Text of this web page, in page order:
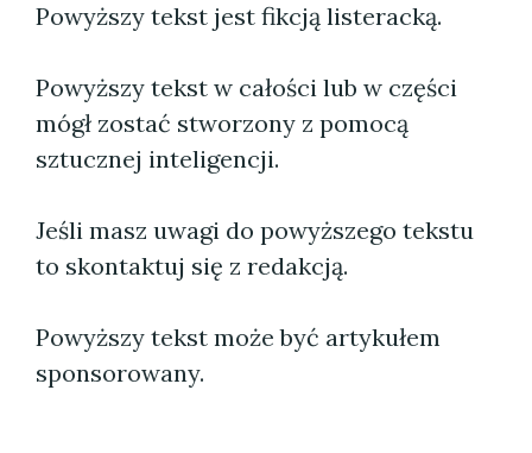
Powyższy tekst jest fikcją listeracką.
Powyższy tekst w całości lub w części
mógł zostać stworzony z pomocą
sztucznej inteligencji.
Jeśli masz uwagi do powyższego tekstu
to skontaktuj się z redakcją.
Powyższy tekst może być artykułem
sponsorowany.